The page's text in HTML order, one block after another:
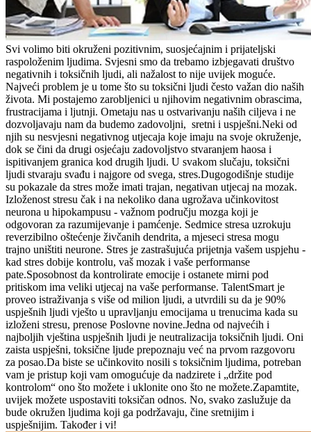
Svi volimo biti okruženi pozitivnim, suosjećajnim i prijateljski
raspoloženim ljudima. Svjesni smo da trebamo izbjegavati društvo
negativnih i toksičnih ljudi, ali nažalost to nije uvijek moguće.
Najveći problem je u tome što su toksični ljudi često važan dio naših
života. Mi postajemo zarobljenici u njihovim negativnim obrascima,
frustracijama i ljutnji. Ometaju nas u ostvarivanju naših ciljeva i ne
dozvoljavaju nam da budemo zadovoljni, sretni i uspješni.Neki od
njih su nesvjesni negativnog utjecaja koje imaju na svoje okruženje,
dok se čini da drugi osjećaju zadovoljstvo stvaranjem haosa i
ispitivanjem granica kod drugih ljudi. U svakom slučaju, toksični
ljudi stvaraju svađu i najgore od svega, stres.Dugogodišnje studije
su pokazale da stres može imati trajan, negativan utjecaj na mozak.
Izloženost stresu čak i na nekoliko dana ugrožava učinkovitost
neurona u hipokampusu - važnom području mozga koji je
odgovoran za razumijevanje i pamćenje. Sedmice stresa uzrokuju
reverzibilno oštećenje živčanih dendrita, a mjeseci stresa mogu
trajno uništiti neurone. Stres je zastrašujuća prijetnja vašem uspjehu -
kad stres dobije kontrolu, vaš mozak i vaše performanse
pate.Sposobnost da kontrolirate emocije i ostanete mirni pod
pritiskom ima veliki utjecaj na vaše performanse. TalentSmart je
proveo istraživanja s više od milion ljudi, a utvrdili su da je 90%
uspješnih ljudi vješto u upravljanju emocijama u trenucima kada su
izloženi stresu, prenose Poslovne novine.Jedna od najvećih i
najboljih vještina uspješnih ljudi je neutralizacija toksičnih ljudi. Oni
zaista uspješni, toksične ljude prepoznaju već na prvom razgovoru
za posao.Da biste se učinkovito nosili s toksičnim ljudima, potreban
vam je pristup koji vam omogućuje da nadzirete i „držite pod
kontrolom“ ono što možete i uklonite ono što ne možete.Zapamtite,
uvijek možete uspostaviti toksičan odnos. No, svako zaslužuje da
bude okružen ljudima koji ga podržavaju, čine sretnijim i
uspješnijim. Također i vi!